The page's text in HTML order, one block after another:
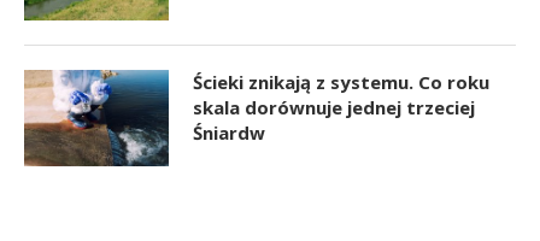
Ścieki znikają z systemu. Co roku
skala dorównuje jednej trzeciej
Śniardw